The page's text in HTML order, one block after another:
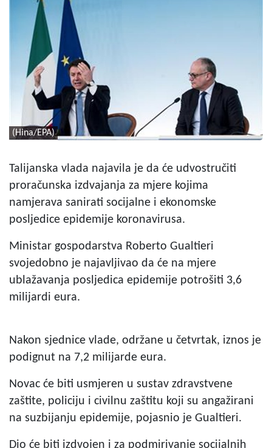
(Hina/EPA)
Talijanska vlada najavila je da će udvostručiti
proračunska izdvajanja za mjere kojima
namjerava sanirati socijalne i ekonomske
posljedice epidemije koronavirusa.
Ministar gospodarstva Roberto Gualtieri
svojedobno je najavljivao da će na mjere
ublažavanja posljedica epidemije potrošiti 3,6
milijardi eura.
Nakon sjednice vlade, održane u četvrtak, iznos je
podignut na 7,2 milijarde eura.
Novac će biti usmjeren u sustav zdravstvene
zaštite, policiju i civilnu zaštitu koji su angažirani
na suzbijanju epidemije, pojasnio je Gualtieri.
Dio će biti izdvojen i za podmirivanje socijalnih